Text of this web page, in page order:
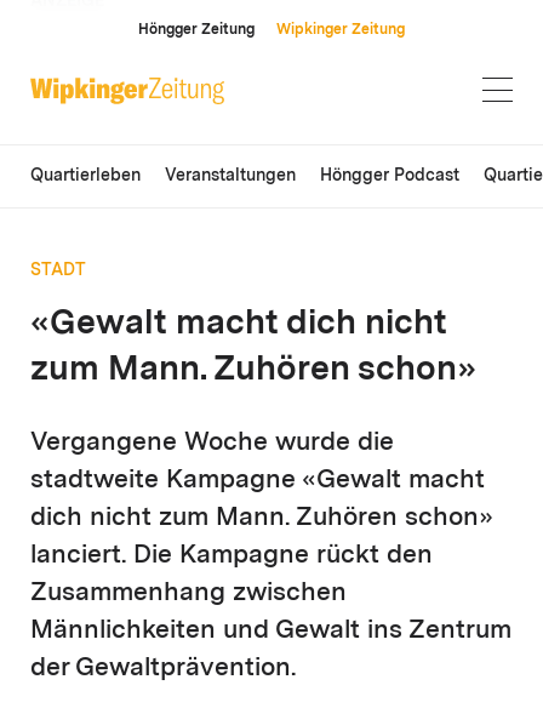
Höngger Zeitung Wipkinger Zeitung
Quartierleben Veranstaltungen Höngger Podcast
STADT
«Gewalt macht dich nicht
zum Mann. Zuhören schon»
Vergangene Woche wurde die
stadtweite Kampagne «Gewalt macht
dich nicht zum Mann. Zuhören schon»
lanciert. Die Kampagne rückt den
Zusammenhang zwischen
Männlichkeiten und Gewalt ins Zentrum
der Gewaltprävention.